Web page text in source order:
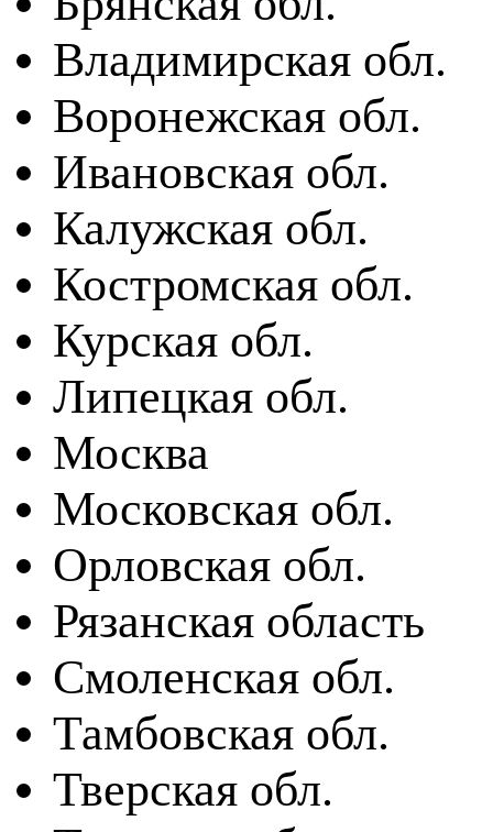
Владимирская обл.
Воронежская обл.
Ивановская обл.
Калужская обл.
Костромская обл.
Курская обл.
Липецкая обл.
Москва
Московская обл.
Орловская обл.
Рязанская область
Смоленская обл.
Тамбовская обл.
Тверская обл.